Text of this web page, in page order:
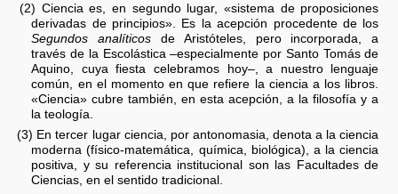
(2) Ciencia es, en segundo lugar, «sistema de proposiciones
derivadas de principios». Es la acepción procedente de los
Segundos analíticos de Aristóteles, pero incorporada, a
través de la Escolástica –especialmente por Santo Tomás de
Aquino, cuya fiesta celebramos hoy–, a nuestro lenguaje
común, en el momento en que refiere la ciencia a los libros.
«Ciencia» cubre también, en esta acepción, a la filosofía y a
la teología.
(3) En tercer lugar ciencia, por antonomasia, denota a la ciencia
moderna (físico-matemática, química, biológica), a la ciencia
positiva, y su referencia institucional son las Facultades de
Ciencias, en el sentido tradicional.